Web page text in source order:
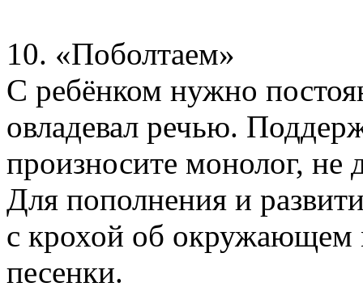
10. «Поболтаем»
С ребёнком нужно
овладевал речью.
произносите монолог, не
Для пополнения и
с крохой об окружающем
песенки.